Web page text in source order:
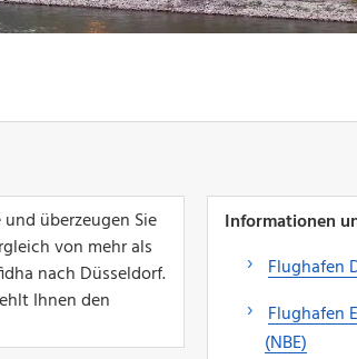
überzeugen Sie
von mehr als
nach Düsseldorf.
Ihnen den
Informationen
Flughafen
Flughafen
(NBE)